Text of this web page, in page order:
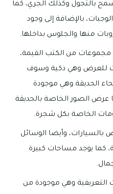
بالتجول وكذلك الجري، كما
بالإضافة إلى وجود
منها والجلوس بداخلها.
مجموعات من الكتب القيمة،
للعرض وهي ذكية وسوف
الحديقة وهي موجودة
الصور الخاصة بالحديقة
الخاصة بكل شجرة.
وأيضا الوسائل
كما يوجد مساحات كبيرة
التعريفية وهي موجودة من